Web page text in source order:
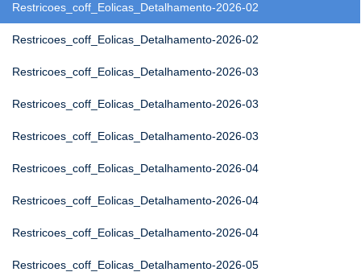
Restricoes_coff_Eolicas_Detalhamento-2026-02
Restricoes_coff_Eolicas_Detalhamento-2026-02
Restricoes_coff_Eolicas_Detalhamento-2026-03
Restricoes_coff_Eolicas_Detalhamento-2026-03
Restricoes_coff_Eolicas_Detalhamento-2026-03
Restricoes_coff_Eolicas_Detalhamento-2026-04
Restricoes_coff_Eolicas_Detalhamento-2026-04
Restricoes_coff_Eolicas_Detalhamento-2026-04
Restricoes_coff_Eolicas_Detalhamento-2026-05